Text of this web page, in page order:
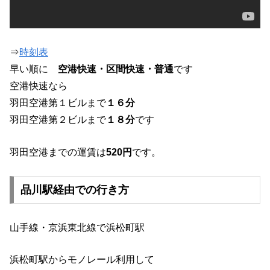
⇒時刻表
早い順に
空港快速・区間快速・普通です
空港快速なら
羽田空港第１ビルまで１６分
羽田空港第２ビルまで１８分です
羽田空港までの運賃は520円 です。
品川駅経由での行き方
山手線・京浜東北線で浜松町駅
浜松町駅からモノレール利用して